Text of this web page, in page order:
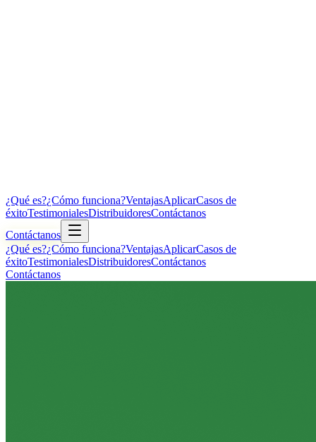
¿Qué es?¿Cómo funciona?VentajasAplicarCasos de
éxitoTestimonialesDistribuidoresContáctanos
Contáctanos
¿Qué es?¿Cómo funciona?VentajasAplicarCasos de
éxitoTestimonialesDistribuidoresContáctanos
Contáctanos